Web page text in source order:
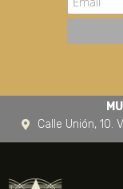
Calle Unión, 10.